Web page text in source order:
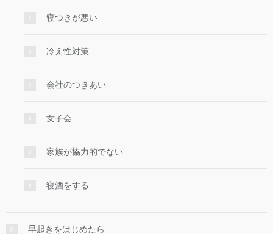
寝つきが悪い
冷え性対策
会社のつきあい
女子会
家族が協力的でない
寝酒をする
早起きをはじめたら